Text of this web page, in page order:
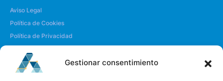
Gestionar consentimiento
Aviso Legal
Política de Cookies
Política de Privacidad